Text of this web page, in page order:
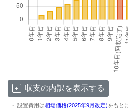
収支の内訳を表示する
・ 設置費用は相場価格(2025年9月改定)をもと